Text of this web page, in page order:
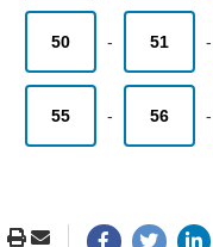
50 - 51 -
55 - 56 -